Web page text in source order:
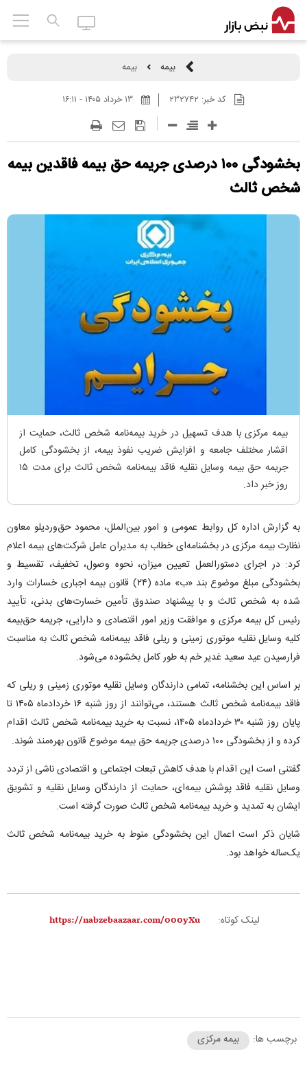
بیمه بیمه
کد خبر: ۲۳۲۷۴۲ ۱۳ خرداد ۱۴۰۵ - ۱۶:۱۱
بخشودگی ۱۰۰ درصدی جریمه حق بیمه فاقدین بیمه
شخص ثالث
بیمه مرکزی با هدف تسهیل در خرید بیمه‌نامه شخص ثالث، حمایت از
اقشار مختلف جامعه و افزایش ضریب نفوذ بیمه، از بخشودگی کامل
جریمه حق بیمه وسایل نقلیه فاقد بیمه‌نامه شخص ثالث برای مدت ۱۵
روز خبر داد.
به گزارش اداره کل روابط عمومی و امور بین‌الملل، محمود حق‌وردیلو معاون
نظارت بیمه مرکزی در بخشنامه‌ای خطاب به مدیران عامل شرکت‌های بیمه اعلام
کرد: در اجرای دستورالعمل تعیین میزان، نحوه وصول، تخفیف، تقسیط و
بخشودگی مبلغ موضوع بند «ب» ماده (۲۴) قانون بیمه اجباری خسارات وارد
شده به شخص ثالث و با پیشنهاد صندوق تأمین خسارت‌های بدنی، تأیید
رئیس کل بیمه مرکزی و موافقت وزیر امور اقتصادی و دارایی، جریمه حق‌بیمه
کلیه وسایل نقلیه موتوری زمینی و ریلی فاقد بیمه‌نامه شخص ثالث به مناسبت
فرارسیدن عید سعید غدیر خم به طور کامل بخشوده می‌شود.
بر اساس این بخشنامه، تمامی دارندگان وسایل نقلیه موتوری زمینی و ریلی که
فاقد بیمه‌نامه شخص ثالث هستند، می‌توانند از روز شنبه ۱۶ خردادماه ۱۴۰۵ تا
پایان روز شنبه ۳۰ خردادماه ۱۴۰۵، نسبت به خرید بیمه‌نامه شخص ثالث اقدام
کرده و از بخشودگی ۱۰۰ درصدی جریمه حق بیمه موضوع قانون بهره‌مند شوند.
گفتنی است این اقدام با هدف کاهش تبعات اجتماعی و اقتصادی ناشی از تردد
وسایل نقلیه فاقد پوشش بیمه‌ای، حمایت از دارندگان وسایل نقلیه و تشویق
ایشان به تمدید و خرید بیمه‌نامه شخص ثالث صورت گرفته است.
شایان ذکر است اعمال این بخشودگی منوط به خرید بیمه‌نامه شخص ثالث
یک‌ساله خواهد بود.
لینک کوتاه:
برچسب ها: بیمه مرکزی